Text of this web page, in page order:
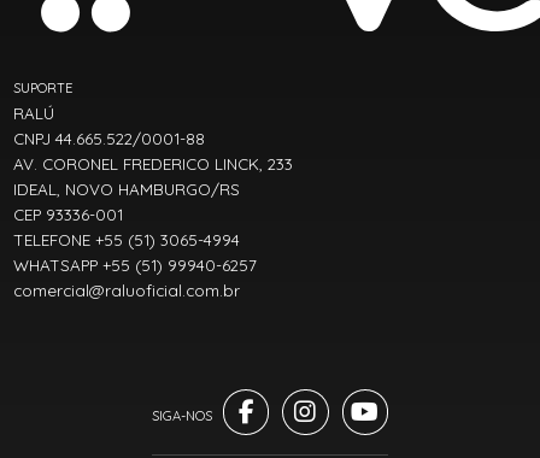
SUPORTE
RALÚ
CNPJ 44.665.522/0001-88
AV. CORONEL FREDERICO LINCK, 233
IDEAL, NOVO HAMBURGO/RS
CEP 93336-001
TELEFONE +55 (51) 3065-4994
WHATSAPP +55 (51) 99940-6257
comercial@raluoficial.com.br